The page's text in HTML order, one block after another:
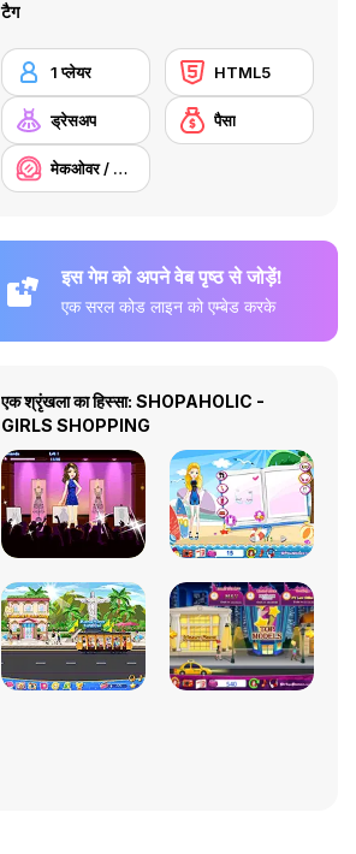
टैग
1 प्लेयर HTML5
ड्रेसअप पैसा
मेकओवर / मेकअप
इस गेम को अपने वेब पृष्ठ से जोड़ें!
एक सरल कोड लाइन को एम्बेड करके
एक श्रृंखला का हिस्सा: SHOPAHOLIC -
GIRLS SHOPPING